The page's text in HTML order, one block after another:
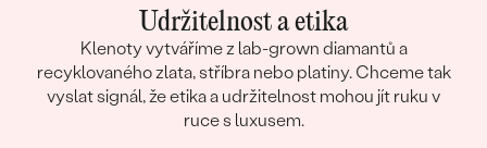
Udržitelnost a etika
Klenoty vytváříme z lab-grown diamantů a
recyklovaného zlata, stříbra nebo platiny. Chceme tak
vyslat signál, že etika a udržitelnost mohou jít ruku v
ruce s luxusem.